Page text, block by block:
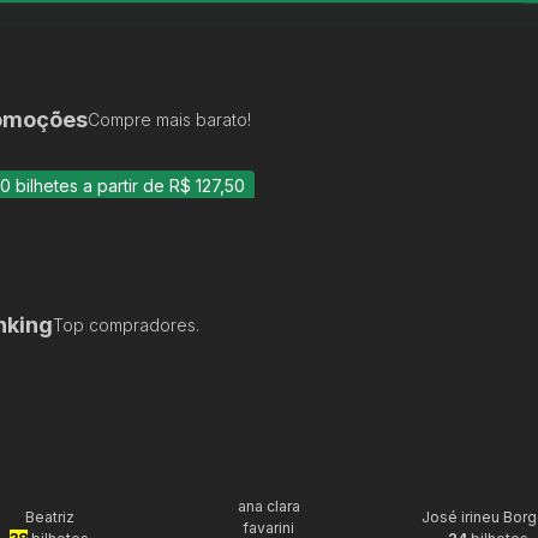
Compre mais barato!
bilhetes a partir de R$ 127,50
Top compradores.
Beatriz
ana clara
favarini
José irineu